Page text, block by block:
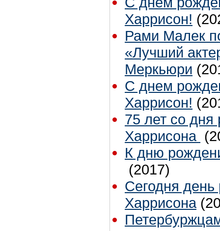
Харрисон!
Рами Малек
«Лучший
Меркьюри
С днем
Харрисон!
75 лет со
Харрисона
К дню
(2017)
Сегодня
Харрисона